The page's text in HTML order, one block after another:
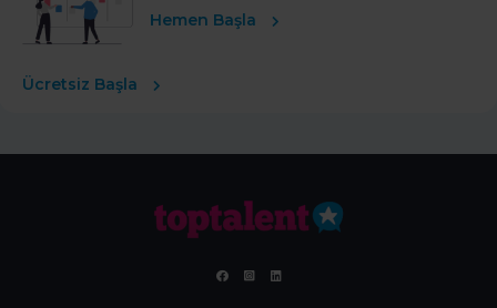
Hemen Başla
Ücretsiz Başla